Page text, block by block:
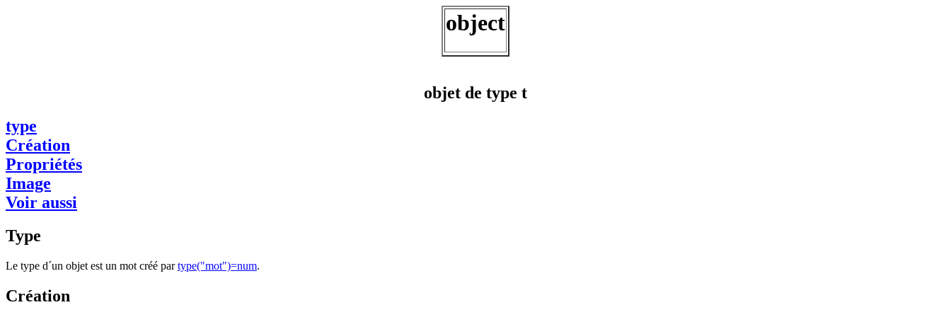
object
objet de type t
type
Création
Propriétés
Image
Voir aussi
Type
Le type d´un objet est un mot créé partype("mot")=num.
Création